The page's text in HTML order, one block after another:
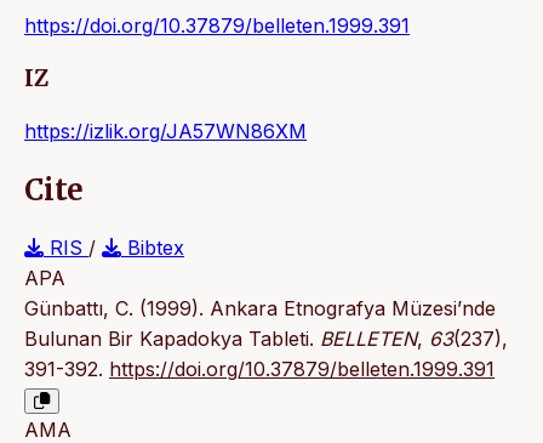
https://doi.org/10.37879/belleten.1999.391
IZ
https://izlik.org/JA57WN86XM
Cite
RIS /
Bibtex
APA
Günbattı, C. (1999). Ankara Etnografya Müzesi’nde
Bulunan Bir Kapadokya Tableti. BELLETEN, 63(237),
391-392. https://doi.org/10.37879/belleten.1999.391
AMA